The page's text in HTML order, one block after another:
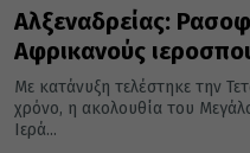
Αλξεναδρείας:
Αφρικανούς
Με κατάνυξη τελέστηκε την
χρόνο, η ακολουθία του
Ιερά...